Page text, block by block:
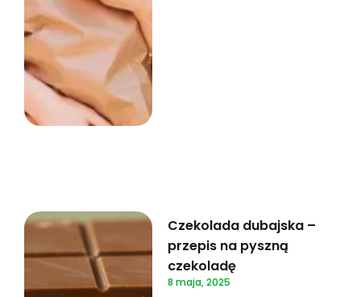
Czekolada dubajska –
przepis na pyszną
czekoladę
8 maja, 2025